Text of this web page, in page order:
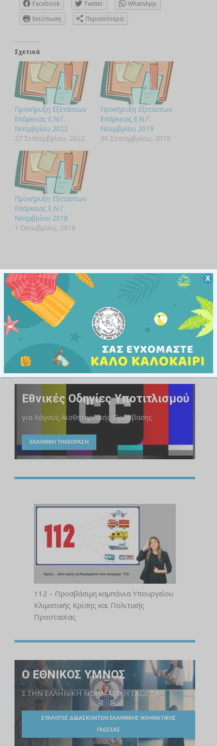
Facebook Twitter
WhatsApp
Εκτύπωση
Περισσότερα
Σχετικά
Προκήρυξη Εξετάσεων
Επάρκειας Ε.Ν.Γ.
Νοεμβρίου 2022
27 Σεπτεμβρίου, 2022
Προκήρυξη Εξετάσεων
Επάρκειας Ε.Ν.Γ.
Νοεμβρίου 2019
30 Σεπτεμβρίου, 2019
Προκήρυξη Εξετάσεων
Επάρκειας Ε.Ν.Γ.
Νοεμβρίου 2018
1 Οκτωβρίου, 2018
Άτομα με αναπηρίες και χρόνιες παθήσεις
ΥΠΗΡΕΣΙΕΣ
Εθνικές Οδηγίες Υποτιτλισμού
για Λόγους Αισθητηριακής Πρόσβασης
ΕΛΛΗΝΙΚΗ ΤΗΛΕΟΡΑΣΗ
112 – Προσβάσιμη καμπάνια Υπουργείου
Κλιματικής Κρίσης και Πολιτικής
Προστασίας
Ο ΕΘΝΙΚΟΣ ΥΜΝΟΣ
ΣΤΗΝ ΕΛΛΗΝΙΚΗ ΝΟΗΜΑΤΙΚΗ ΓΛΩΣΣΑ
ΣΥΛΛΟΓΟΣ ΔΙΔΑΣΚΟΝΤΩΝ ΕΛΛΗΝΙΚΗΣ ΝΟΗΜΑΤΙΚΗΣ
ΓΛΩΣΣΑΣ
Χ